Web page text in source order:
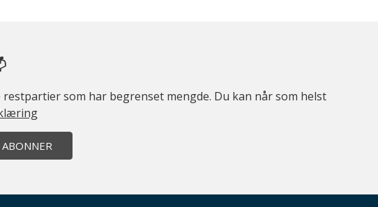
som har begrenset mengde. Du kan når som helst
ABONNER